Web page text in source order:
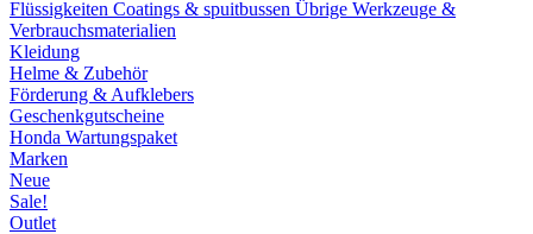
Flüssigkeiten Coatings & spuitbussen Übrige Werkzeuge &
Verbrauchsmaterialien
Kleidung
Helme & Zubehör
Förderung & Aufklebers
Geschenkgutscheine
Honda Wartungspaket
Marken
Neue
Sale!
Outlet